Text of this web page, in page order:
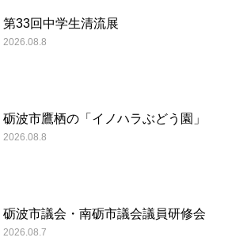
第33回中学生清流展
2026.08.8
砺波市鷹栖の「イノハラぶどう園」
2026.08.8
砺波市議会・南砺市議会議員研修会
2026.08.7